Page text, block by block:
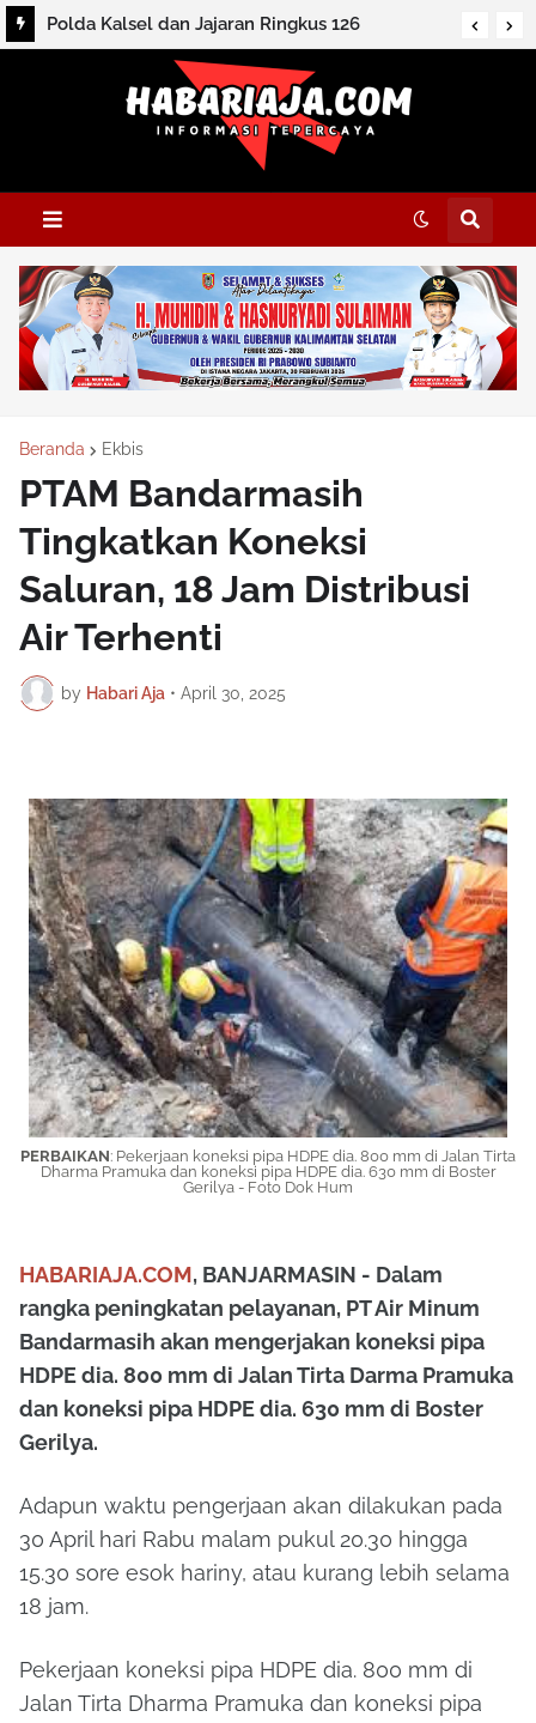
Ratusan Goweser SKPD Kalsel Rayakan Harjad
ke-76 dan HUT ke-81 RI
Beranda Ekbis
PTAM Bandarmasih
Tingkatkan Koneksi
Saluran, 18 Jam Distribusi
Air Terhenti
by Habari Aja • April 30, 2025
PERBAIKAN: Pekerjaan koneksi pipa HDPE dia. 800 mm di Jalan Tirta
Dharma Pramuka dan koneksi pipa HDPE dia. 630 mm di Boster
Gerilya - Foto Dok Hum
HABARIAJA.COM, BANJARMASIN - Dalam
rangka peningkatan pelayanan, PT Air Minum
Bandarmasih akan mengerjakan koneksi pipa
HDPE dia. 800 mm di Jalan Tirta Darma Pramuka
dan koneksi pipa HDPE dia. 630 mm di Boster
Gerilya.
Adapun waktu pengerjaan akan dilakukan pada
30 April hari Rabu malam pukul 20.30 hingga
15.30 sore esok hariny, atau kurang lebih selama
18 jam.
Pekerjaan koneksi pipa HDPE dia. 800 mm di
Jalan Tirta Dharma Pramuka dan koneksi pipa